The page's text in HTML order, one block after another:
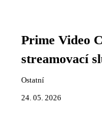
Prime Video
streamovací
Ostatní
24. 05. 2026